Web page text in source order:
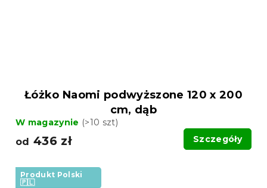
Łóżko Naomi podwyższone 120 x 200
cm, dąb
W magazynie (>10 szt)
od 436 zł Szczegóły
Produkt Polski
🇵🇱